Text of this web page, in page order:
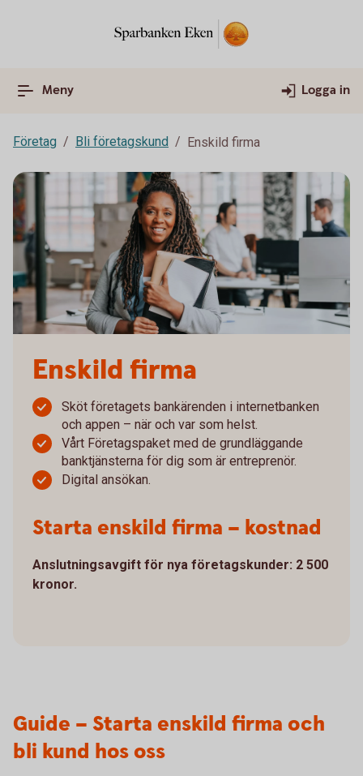
Meny Logga in
Företag Bli företagskund Enskild firma
Enskild firma
Sköt företagets bankärenden i internetbanken
och appen – när och var som helst.
Vårt Företagspaket med de grundläggande
banktjänsterna för dig som är entreprenör.
Digital ansökan.
Starta enskild firma – kostnad
Anslutningsavgift för nya företagskunder: 2 500
kronor.
Guide – Starta enskild firma och
bli kund hos oss